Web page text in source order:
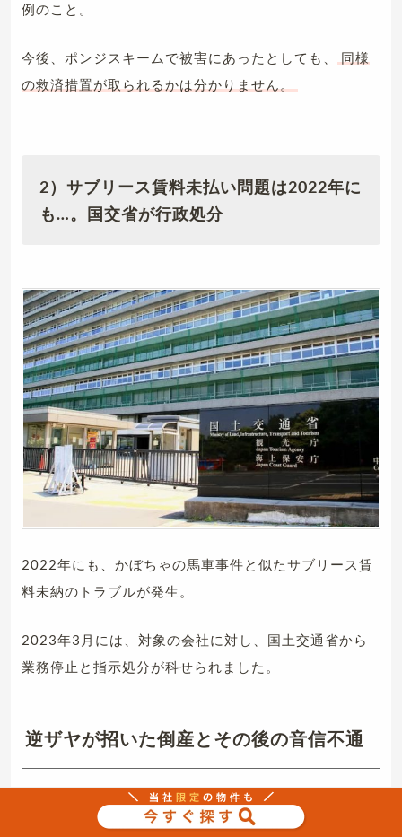
例のこと。
今後、ポンジスキームで被害にあったとしても、
同様
の救済措置が取られるかは分かりません。
2）サブリース賃料未払い問題は2022年に
も…。国交省が行政処分
2022年にも、かぼちゃの馬車事件と似たサブリース賃
料未納のトラブルが発生。
2023年3月には、対象の会社に対し、国土交通省から
業務停止と指示処分が科せられました。
逆ザヤが招いた倒産とその後の音信不通
東京都の不動産投資会社「ReVie社」は、投資用マンシ
ョンを販売する際にグループ会社である「BLAZE社」